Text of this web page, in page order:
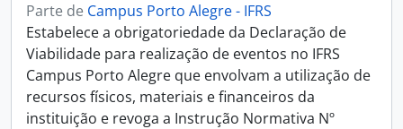
Parte de Campus Porto Alegre - IFRS
Estabelece a obrigatoriedade da Declaração de
Viabilidade para realização de eventos no IFRS
Campus Porto Alegre que envolvam a utilização de
recursos físicos, materiais e financeiros da
instituição e revoga a Instrução Normativa Nº